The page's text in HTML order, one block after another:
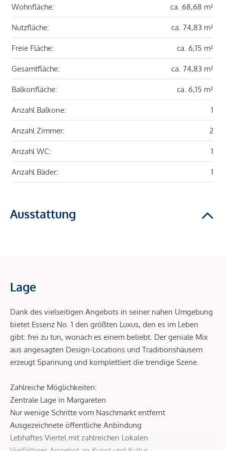
Wohnfläche: ca. 68,68 m²
Nutzfläche: ca. 74,83 m²
Freie Fläche: ca. 6,15 m²
Gesamtfläche: ca. 74,83 m²
Balkonfläche: ca. 6,15 m²
Anzahl Balkone: 1
Anzahl Zimmer: 2
Anzahl WC: 1
Anzahl Bäder: 1
Ausstattung
Lage
Dank des vielseitigen Angebots in seiner nahen Umgebung
bietet Essenz No. 1 den größten Luxus, den es im Leben
gibt: frei zu tun, wonach es einem beliebt. Der geniale Mix
aus angesagten Design-Locations und Traditionshäusern
erzeugt Spannung und komplettiert die trendige Szene.
Zahlreiche Möglichkeiten:
Zentrale Lage in Margareten
Nur wenige Schritte vom Naschmarkt entfernt
Ausgezeichnete öffentliche Anbindung
Lebhaftes Viertel mit zahlreichen Lokalen